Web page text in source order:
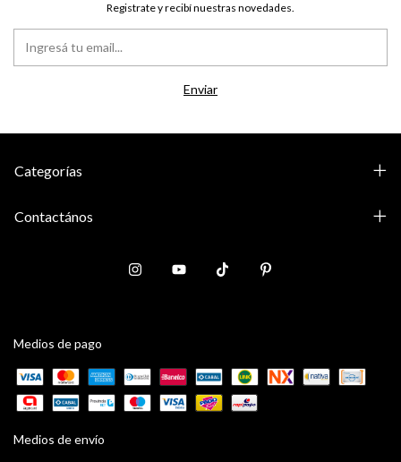
Registrate y recibí nuestras novedades.
Categorías
Contactános
Medios de pago
Medios de envío